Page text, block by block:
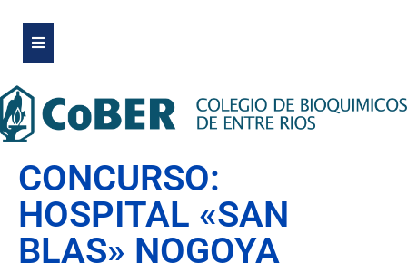
CONCURSO:
HOSPITAL «SAN
BLAS» NOGOYA